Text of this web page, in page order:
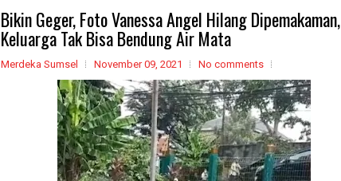
Bikin Geger, Foto Vanessa Angel Hilang Dipemakaman,
Keluarga Tak Bisa Bendung Air Mata
Merdeka Sumsel November 09, 2021 No comments